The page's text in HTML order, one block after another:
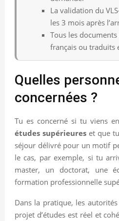
La validation du
les 3 mois après
Tous les
français ou traduits
Quelles
concernées ?
Tu es concerné si tu viens
études supérieures et que
séjour délivré pour un motif
le cas, par exemple, si tu
master, un doctorat, une
formation professionnelle
Dans la pratique, les
projet d’études est réel et